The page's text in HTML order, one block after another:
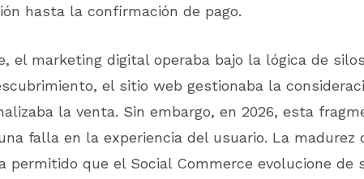
hasta la confirmación de pago.
el marketing digital operaba bajo la lógica de
el sitio web gestionaba la
la venta. Sin embargo, en 2026, esta
falla en la experiencia del usuario. La madurez
permitido que el Social Commerce evolucione de